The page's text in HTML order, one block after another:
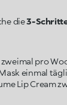
die3-
pro